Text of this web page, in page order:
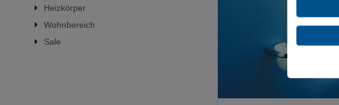
Heizkörper
Wohnbereich
Sale